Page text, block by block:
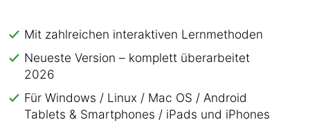
Mit zahlreichen interaktiven Lernmethoden
Neueste Version – komplett überarbeitet
2026
Für Windows / Linux / Mac OS / Android
Tablets & Smartphones / iPads und iPhones